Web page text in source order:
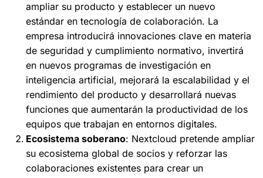
ampliar su producto y establecer un nuevo
estándar en tecnología de colaboración. La
empresa introducirá innovaciones clave en materia
de seguridad y cumplimiento normativo, invertirá
en nuevos programas de investigación en
inteligencia artificial, mejorará la escalabilidad y el
rendimiento del producto y desarrollará nuevas
funciones que aumentarán la productividad de los
equipos que trabajan en entornos digitales.
Ecosistema soberano: Nextcloud pretende ampliar
su ecosistema global de socios y reforzar las
colaboraciones existentes para crear un